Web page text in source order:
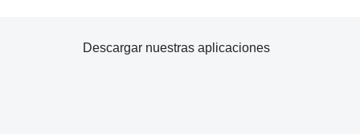
Descargar nuestras aplicaciones